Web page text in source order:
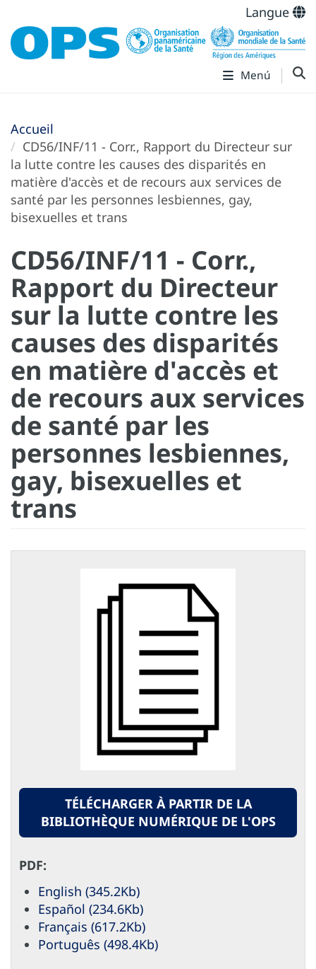
Langue
Menú
Accueil
CD56/INF/11 - Corr., Rapport du Directeur sur
la lutte contre les causes des disparités en
matière d'accès et de recours aux services de
santé par les personnes lesbiennes, gay,
bisexuelles et trans
CD56/INF/11 - Corr.,
Rapport du Directeur
sur la lutte contre les
causes des disparités
en matière d'accès et
de recours aux services
de santé par les
personnes lesbiennes,
gay, bisexuelles et
trans
TÉLÉCHARGER À PARTIR DE LA
BIBLIOTHÈQUE NUMÉRIQUE DE L'OPS
PDF:
English (345.2Kb)
Español (234.6Kb)
Français (617.2Kb)
Português (498.4Kb)